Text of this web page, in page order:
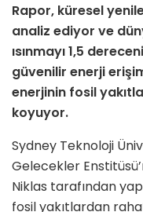
Rapor, küresel
analiz ediyor ve
ısınmayı 1,5
güvenilir enerji
enerjinin fosil
koyuyor.
Sydney Teknoloji
Gelecekler
Niklas tarafından
fosil yakıtlardan